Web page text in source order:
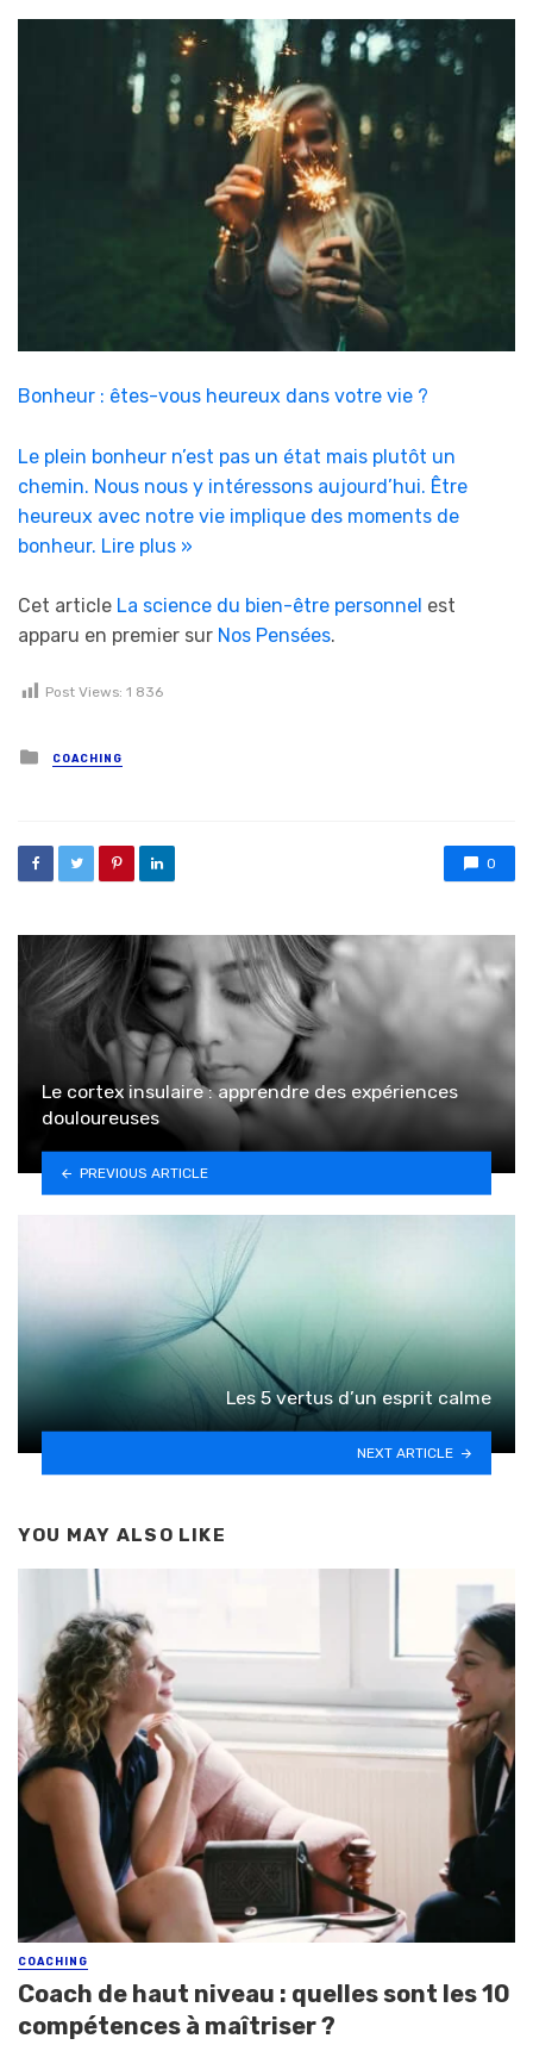
Bonheur : êtes-vous heureux dans votre vie ?
Le plein bonheur n’est pas un état mais plutôt un
chemin. Nous nous y intéressons aujourd’hui. Être
heureux avec notre vie implique des moments de
bonheur. Lire plus »
Cet article La science du bien-être personnel est
apparu en premier sur Nos Pensées.
Post Views: 1 836
Posted in
COACHING
0
Le cortex insulaire : apprendre des expériences
douloureuses
PREVIOUS ARTICLE
Les 5 vertus d’un esprit calme
NEXT ARTICLE
YOU MAY ALSO LIKE
COACHING
Coach de haut niveau : quelles sont les 10
compétences à maîtriser ?